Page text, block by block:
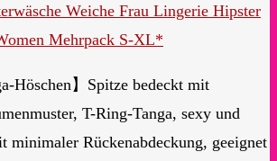
Weiche Frau Lingerie Hipster
Mehrpack S-XL*
Höschen】Spitze bedeckt mit
T-Ring-Tanga, sexy und
minimaler Rückenabdeckung, geeignet